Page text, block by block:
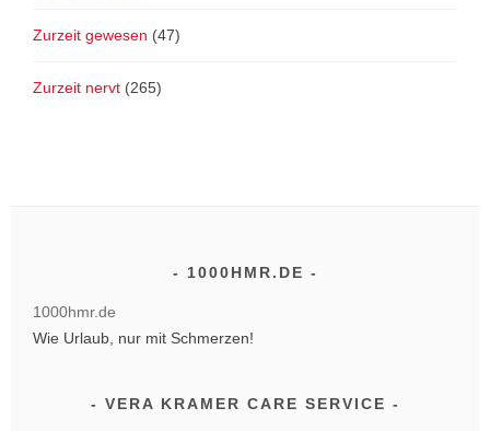
Zurzeit gewesen (47)
Zurzeit nervt (265)
1000HMR.DE
1000hmr.de
Wie Urlaub, nur mit Schmerzen!
VERA KRAMER CARE SERVICE